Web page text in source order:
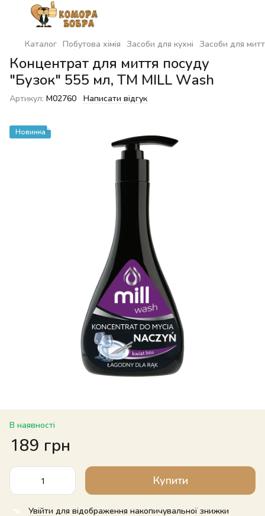
Каталог Побутова хімія Засоби для кухні Засоби для
Концентрат для миття посуду
"Бузок" 555 мл, ТМ MILL Wash
Артикул: M02760 Написати відгук
Новинка
В наявності
189 грн
Купити
% Увійти для відображення накопичувальної знижки